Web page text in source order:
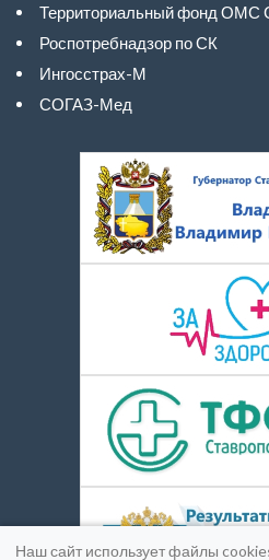
Территориальный фонд ОМС
Роспотребнадзор по СК
Ингосстрах-М
СОГАЗ-Мед
Наш сайт использует файлы